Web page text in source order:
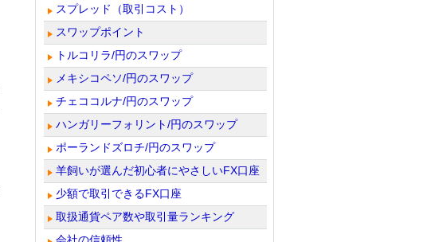
スプレッド（取引コスト）
スワップポイント
トルコリラ/円のスワップ
メキシコペソ/円のスワップ
チェココルナ/円のスワップ
ハンガリーフォリント/円のスワップ
ポーランドズロチ/円のスワップ
羊飼いが選んだ初心者にやさしいFX口座
少額で取引できるFX口座
取扱通貨ペア数や取引量ランキング